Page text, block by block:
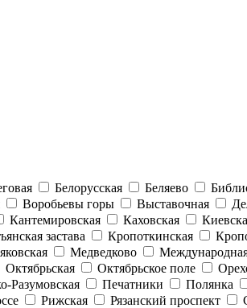
Белорусская Беляево
Воробьевы горы Выставочная
Кантемировская Каховская
застава Кропоткинская
Медведково
Октябрьская Октябрьское поле
Разумовская Печатники Полянка
Рижская Рязанский проспект